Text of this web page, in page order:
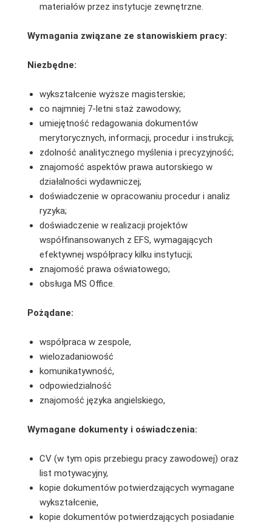
materiałów przez instytucje zewnętrzne.
Wymagania związane ze stanowiskiem pracy:
Niezbędne:
wykształcenie wyższe magisterskie;
co najmniej 7-letni staż zawodowy;
umiejętność redagowania dokumentów
merytorycznych, informacji, procedur i instrukcji;
zdolność analitycznego myślenia i precyzyjność;
znajomość aspektów prawa autorskiego w
działalności wydawniczej;
doświadczenie w opracowaniu procedur i analiz
ryzyka;
doświadczenie w realizacji projektów
współfinansowanych z EFS, wymagających
efektywnej współpracy kilku instytucji;
znajomość prawa oświatowego;
obsługa MS Office.
Pożądane:
współpraca w zespole,
wielozadaniowość
komunikatywność,
odpowiedzialność
znajomość języka angielskiego,
Wymagane dokumenty i oświadczenia:
CV (w tym opis przebiegu pracy zawodowej) oraz
list motywacyjny,
kopie dokumentów potwierdzających wymagane
wykształcenie,
kopie dokumentów potwierdzających posiadanie